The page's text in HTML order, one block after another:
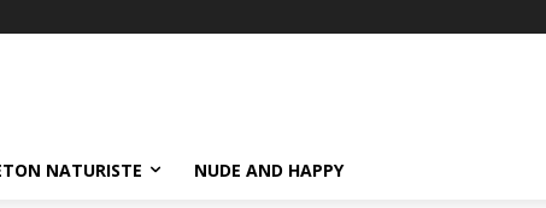
NATURISTE NUDE AND HAPPY